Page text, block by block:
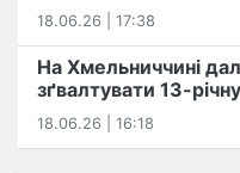
18.06.26 | 17:38
На Хмельниччині
зґвалтувати 13-
18.06.26 | 16:18